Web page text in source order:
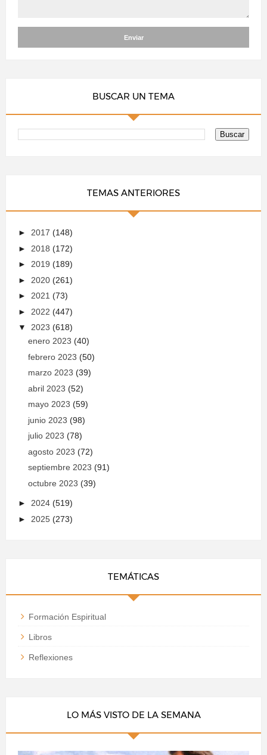
BUSCAR UN TEMA
TEMAS ANTERIORES
► 2017 (148)
► 2018 (172)
► 2019 (189)
► 2020 (261)
► 2021 (73)
► 2022 (447)
▼ 2023 (618)
enero 2023 (40)
febrero 2023 (50)
marzo 2023 (39)
abril 2023 (52)
mayo 2023 (59)
junio 2023 (98)
julio 2023 (78)
agosto 2023 (72)
septiembre 2023 (91)
octubre 2023 (39)
► 2024 (519)
► 2025 (273)
TEMÁTICAS
Formación Espiritual
Libros
Reflexiones
LO MÁS VISTO DE LA SEMANA